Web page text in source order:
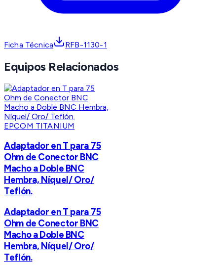
Ficha Técnica RFB-1130-1
Equipos Relacionados
EPCOM TITANIUM
Adaptador en T para 75
Ohm de Conector BNC
Macho a Doble BNC
Hembra, Níquel/ Oro/
Teflón.
Adaptador en T para 75
Ohm de Conector BNC
Macho a Doble BNC
Hembra, Níquel/ Oro/
Teflón.